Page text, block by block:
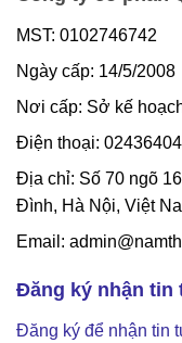
MST: 0102746742
Ngày cấp: 14/5/2008
Nơi cấp: Sở kế
Điện thoại:
Địa chỉ: Số 70 ngõ
Đình, Hà Nội, Việt
Email:
Đăng ký nhận tin
Đăng ký để nhận tin